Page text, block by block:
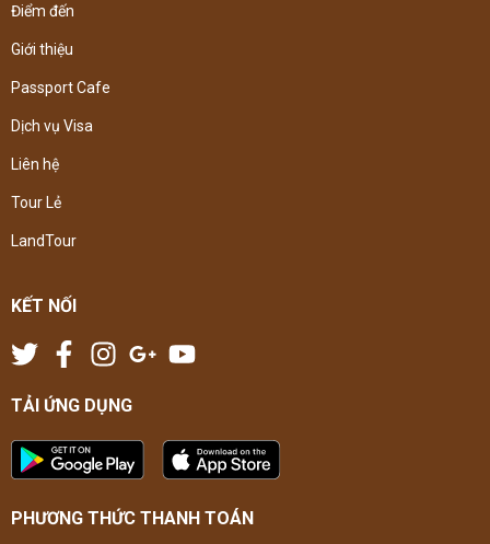
Điểm đến
Giới thiệu
Passport Cafe
Dịch vụ Visa
Liên hệ
Tour Lẻ
LandTour
KẾT NỐI
TẢI ỨNG DỤNG
PHƯƠNG THỨC THANH TOÁN